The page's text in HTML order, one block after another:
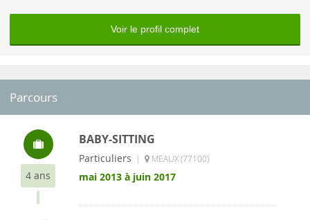
Voir le profil complet
Parcours
4 ans
BABY-SITTING
Particuliers | MEAUX (77100)
mai 2013 à juin 2017